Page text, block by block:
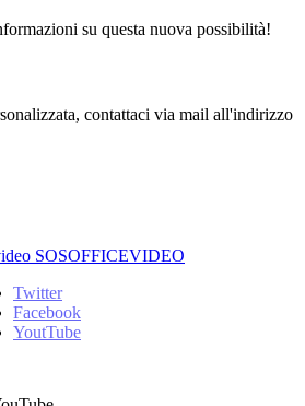
su questa nuova possibilità!
contattaci via mail all'indirizzo
SOSOFFICEVIDEO
Twitter
Facebook
YoutTube